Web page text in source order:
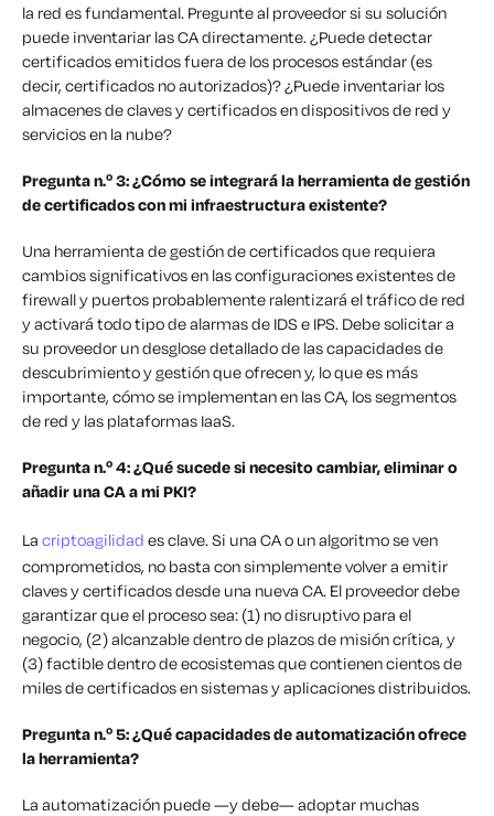
la red es fundamental. Pregunte al proveedor si su solución
puede inventariar las CA directamente. ¿Puede detectar
certificados emitidos fuera de los procesos estándar (es
decir, certificados no autorizados)? ¿Puede inventariar los
almacenes de claves y certificados en dispositivos de red y
servicios en la nube?
Pregunta n.º 3: ¿Cómo se integrará la herramienta de gestión
de certificados con mi infraestructura existente?
Una herramienta de gestión de certificados que requiera
cambios significativos en las configuraciones existentes de
firewall y puertos probablemente ralentizará el tráfico de red
y activará todo tipo de alarmas de IDS e IPS. Debe solicitar a
su proveedor un desglose detallado de las capacidades de
descubrimiento y gestión que ofrecen y, lo que es más
importante, cómo se implementan en las CA, los segmentos
de red y las plataformas IaaS.
Pregunta n.º 4: ¿Qué sucede si necesito cambiar, eliminar o
añadir una CA a mi PKI?
La criptoagilidad es clave. Si una CA o un algoritmo se ven
comprometidos, no basta con simplemente volver a emitir
claves y certificados desde una nueva CA. El proveedor debe
garantizar que el proceso sea: (1) no disruptivo para el
negocio, (2) alcanzable dentro de plazos de misión crítica, y
(3) factible dentro de ecosistemas que contienen cientos de
miles de certificados en sistemas y aplicaciones distribuidos.
Pregunta n.º 5: ¿Qué capacidades de automatización ofrece
la herramienta?
La automatización puede —y debe— adoptar muchas